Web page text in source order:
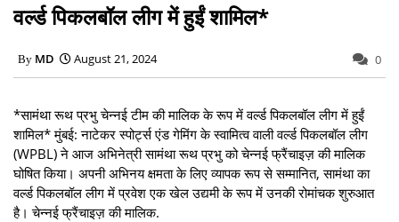
वर्ल्ड पिकलबॉल लीग में हुईं शामिल*
MD August 21, 2024 0
*सामंथा रूथ प्रभु चेन्नई टीम की मालिक के रूप में वर्ल्ड पिकलबॉल लीग में हुईं
शामिल* मुंबई: नाटेकर स्पोर्ट्स एंड गेमिंग के स्वामित्व वाली वर्ल्ड पिकलबॉल लीग
(WPBL) ने आज अभिनेत्री सामंथा रूथ प्रभु को चेन्नई फ्रैंचाइज़ की मालिक
घोषित किया। अपनी अभिनय क्षमता के लिए व्यापक रूप से सम्मानित, सामंथा का
वर्ल्ड पिकलबॉल लीग में प्रवेश एक खेल उद्यमी के रूप में उनकी रोमांचक शुरुआत
है। चेन्नई फ्रैंचाइज़ की मालिक.